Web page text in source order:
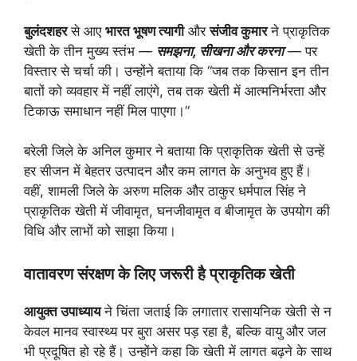
बुलंदशहरसे आए भारत भूषण त्यागीऔरसंजीव कुमारने प्राकृतिक
खेती के तीन मुख्य स्तंभ — समझना, सीखना और करना— पर
विस्तार से चर्चा की। उन्होंने बताया कि “जब तक किसान इन तीन
बातों को व्यवहार में नहीं लाएंगे, तब तक खेती में आत्मनिर्भरता और
टिकाऊ समाधान नहीं मिल पाएगा।”
बरेली जिले के अनिल कुमार ने बताया कि प्राकृतिक खेती से उन्हें
हर सीजन में बेहतर उत्पादन और कम लागत के अनुभव हुए हैं।
वहीं, शामली जिले के अरुण मलिक और ठाकुर धर्मपाल सिंह ने
प्राकृतिक खेती में जीवामृत, घनजीवामृत व बीजामृत के उपयोग की
विधि और लाभों को साझा किया।
वातावरण संरक्षण के लिए जरूरी है प्राकृतिक खेती
आयुक्त उपाध्यायने चिंता जताई कि लगातार रासायनिक खेती से न
केवल मानव स्वास्थ्य पर बुरा असर पड़ रहा है, बल्कि वायु और जल
भी प्रदूषित हो रहे हैं। उन्होंने कहा कि खेती में लागत बढ़ने के साथ